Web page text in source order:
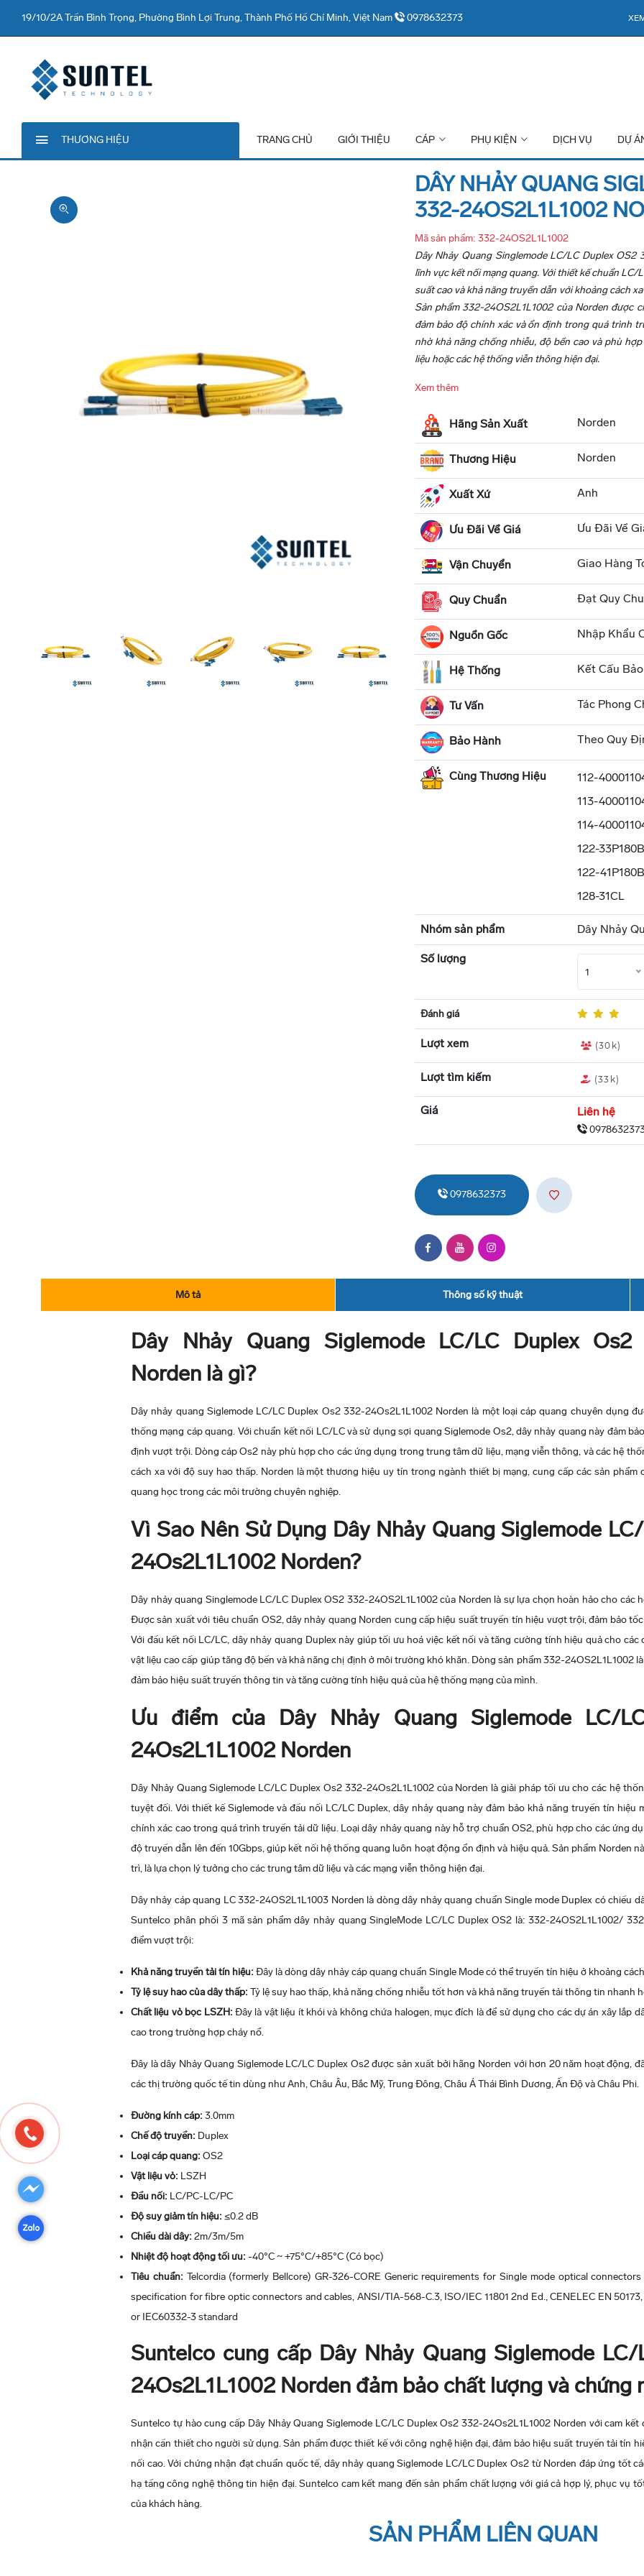
19/10/2A Trần Bình Trọng, Phường Bình Lợi Trung, Thành Phố Hồ Chí Minh, Việt Nam 0978632373
THƯƠNG HIỆU TRANG CHỦ GIỚI THIỆU CÁP PHỤ KIỆN DỊCH VỤ DỰ
DÂY NHẢY QUANG
332-24OS2L1L1002
Mã sản phẩm: 332-24OS2L1L1002
Dây Nhảy Quang Singlemode LC/LC Duplex
lĩnh vực kết nối mạng quang. Với thiết kế chuẩn LC/
suất cao và khả năng truyền dẫn với khoảng cách
Sản phẩm 332-24OS2L1L1002 của Norden được
đảm bảo độ chính xác và ổn định trong quá trình
nhờ khả năng chống nhiễu, độ bền cao và phù
liệu hoặc các hệ thống viễn thông hiện đại.
Xem thêm
Hãng Sản Xuất Norden
Thương Hiệu Norden
Xuất Xứ Anh
Ưu Đãi Về Giá Ưu Đãi Về
Vận Chuyển Giao Hàng
Quy Chuẩn Đạt Quy
Nguồn Gốc Nhập Khẩu
Hệ Thống Kết Cấu
Tư Vấn Tác Phong
Bảo Hành Theo Quy
Cùng Thương Hiệu
112-
113-
114-
122-
122-
128-31CL
Nhóm sản phẩm Dây Nhảy
Số lượng
1
Đánh giá
Lượt xem (30k)
Lượt tìm kiếm (33k)
Giá Liên hệ
0978632373
Mô tả Thông số kỹ thuật
Dây Nhảy Quang Siglemode LC/LC Duplex Os2
Norden là gì?
Dây nhảy quang Siglemode LC/LC Duplex Os2 332-24Os2L1L1002 Norden là một loại cáp quang chuyên dụng
thống mạng cáp quang. Với chuẩn kết nối LC/LC và sử dụng sợi quang Siglemode Os2, dây nhảy quang này đảm
định vượt trội. Dòng cáp Os2 này phù hợp cho các ứng dụng trong trung tâm dữ liệu, mạng viễn thông, và các hệ
cách xa với độ suy hao thấp. Norden là một thương hiệu uy tín trong ngành thiết bị mạng, cung cấp các sản
quang học trong các môi trường chuyên nghiệp.
Vì Sao Nên Sử Dụng Dây Nhảy Quang Siglemode
24Os2L1L1002 Norden?
Dây nhảy quang Singlemode LC/LC Duplex OS2 332-24OS2L1L1002 của Norden là sự lựa chọn hoàn hảo cho
Được sản xuất với tiêu chuẩn OS2, dây nhảy quang Norden cung cấp hiệu suất truyền tín hiệu vượt trội, đảm bảo
Với đầu kết nối LC/LC, dây nhảy quang Duplex này giúp tối ưu hoá việc kết nối và tăng cường tính hiệu quả cho
vật liệu cao cấp giúp tăng độ bền và khả năng chị định ở môi trường khó khăn. Dòng sản phẩm 332-24OS2L1L1002
đảm bảo hiệu suất truyền thông tin và tăng cường tính hiệu quả của hệ thống mạng của mình.
Ưu điểm của Dây Nhảy Quang Siglemode LC/
24Os2L1L1002 Norden
Dây Nhảy Quang Siglemode LC/LC Duplex Os2 332-24Os2L1L1002 của Norden là giải pháp tối ưu cho các hệ
tuyệt đối. Với thiết kế Siglemode và đầu nối LC/LC Duplex, dây nhảy quang này đảm bảo khả năng truyền tín hiệu
chính xác cao trong quá trình truyền tải dữ liệu. Loại dây nhảy quang này hỗ trợ chuẩn OS2, phù hợp cho các ứng
độ truyền dẫn lên đến 10Gbps, giúp kết nối hệ thống quang luôn hoạt động ổn định và hiệu quả. Sản phẩm Norden
trì, là lựa chọn lý tưởng cho các trung tâm dữ liệu và các mạng viễn thông hiện đại.
Dây nhảy cáp quang LC 332-24OS2L1L1003 Norden là dòng dây nhảy quang chuẩn Single mode Duplex có chiều
Suntelco phân phối 3 mã sản phẩm dây nhảy quang SingleMode LC/LC Duplex OS2 là: 332-24OS2L1L1002/
điểm vượt trội:
Khả năng truyền tải tín hiệu: Đây là dòng dây nhảy cáp quang chuẩn Single Mode có thể truyền tín hiệu ở khoảng
Tỷ lệ suy hao của dây thấp: Tỷ lệ suy hao thấp, khả năng chống nhiễu tốt hơn và khả năng truyền tải thông tin nhanh
Chất liệu vỏ bọc LSZH: Đây là vật liệu ít khói và không chứa halogen, mục đích là để sử dụng cho các dự án xây lắp
cao trong trường hợp cháy nổ.
Đây là dây Nhảy Quang Siglemode LC/LC Duplex Os2 được sản xuất bởi hãng Norden với hơn 20 năm hoạt động,
các thị trường quốc tế tin dùng như Anh, Châu Âu, Bắc Mỹ, Trung Đông, Châu Á Thái Bình Dương, Ấn Độ và Châu Phi.
Đường kính cáp: 3.0mm
Chế độ truyền: Duplex
Loại cáp quang: OS2
Vật liệu vỏ: LSZH
Đầu nối: LC/PC-LC/PC
Độ suy giảm tín hiệu: ≤0.2 dB
Chiều dài dây: 2m/3m/5m
Nhiệt độ hoạt động tối ưu: -40°C ~ +75°C/+85°C (Có bọc)
Tiêu chuẩn: Telcordia (formerly Bellcore) GR-326-CORE Generic requirements for Single mode optical
specification for fibre optic connectors and cables, ANSI/TIA-568-C.3, ISO/IEC 11801 2nd Ed., CENELEC EN
or IEC60332-3 standard
Suntelco cung cấp Dây Nhảy Quang Siglemode
24Os2L1L1002 Norden đảm bảo chất lượng và chứng
Suntelco tự hào cung cấp Dây Nhảy Quang Siglemode LC/LC Duplex Os2 332-24Os2L1L1002 Norden với cam
nhận cần thiết cho người sử dụng. Sản phẩm được thiết kế với công nghệ hiện đại, đảm bảo hiệu suất truyền tải tín
nối cao. Với chứng nhận đạt chuẩn quốc tế, dây nhảy quang Siglemode LC/LC Duplex Os2 từ Norden đáp ứng tốt
hạ tầng công nghệ thông tin hiện đại. Suntelco cam kết mang đến sản phẩm chất lượng với giá cả hợp lý, phục vụ
của khách hàng.
Category 6A/Class Eₐ UTP patch cords are constructed of 26 AWG twisted pair stranded copper cable with a UTP
offered in off white, blue, and red UTP cable for design flexibility. All patch cords are wired to be compatible with both
SẢN PHẨM LIÊN QUAN